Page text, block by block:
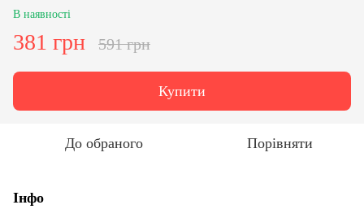
В наявності
381 грн 591 грн
Купити
До обраного Порівняти
Інфо